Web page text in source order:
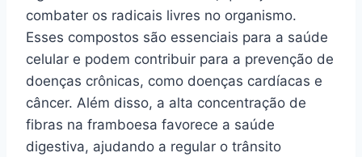
combater os radicais livres no organismo.
Esses compostos são essenciais para a saúde
celular e podem contribuir para a prevenção de
doenças crônicas, como doenças cardíacas e
câncer. Além disso, a alta concentração de
fibras na framboesa favorece a saúde
digestiva, ajudando a regular o trânsito